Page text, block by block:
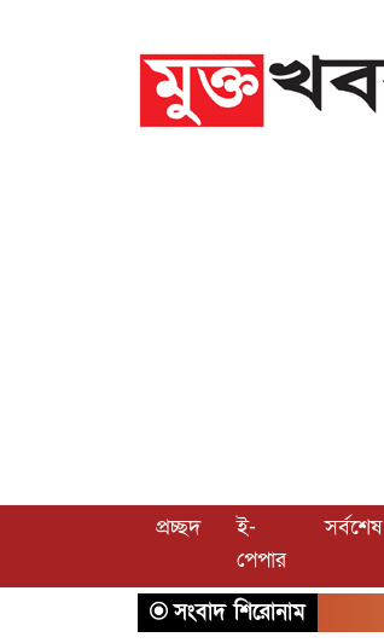
প্রচ্ছদ
ই-
পেপার
সর্বশেষ
সংবাদ শিরোনাম